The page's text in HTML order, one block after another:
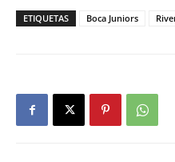
ETIQUETAS Boca Juniors